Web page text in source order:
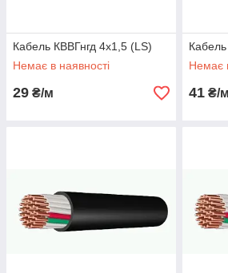
Кабель КВВГнгд 4х1,5 (LS)
Немає в наявності
29 ₴/м
Немає
41 ₴/м